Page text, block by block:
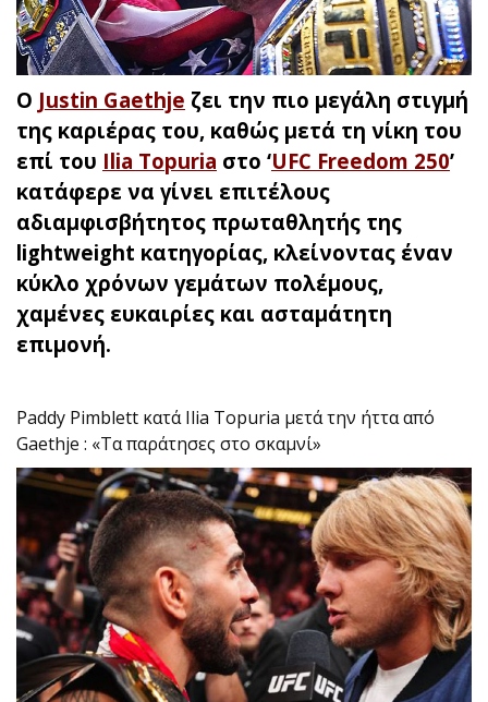
Ο Justin Gaethje ζει την πιο μεγάλη στιγμή
της καριέρας του, καθώς μετά τη νίκη του
επί του Ilia Topuria στο ‘UFC Freedom 250’
κατάφερε να γίνει επιτέλους
αδιαμφισβήτητος πρωταθλητής της
lightweight κατηγορίας, κλείνοντας έναν
κύκλο χρόνων γεμάτων πολέμους,
χαμένες ευκαιρίες και ασταμάτητη
επιμονή.
Paddy Pimblett κατά Ilia Topuria μετά την ήττα από
Gaethje : «Τα παράτησες στο σκαμνί»